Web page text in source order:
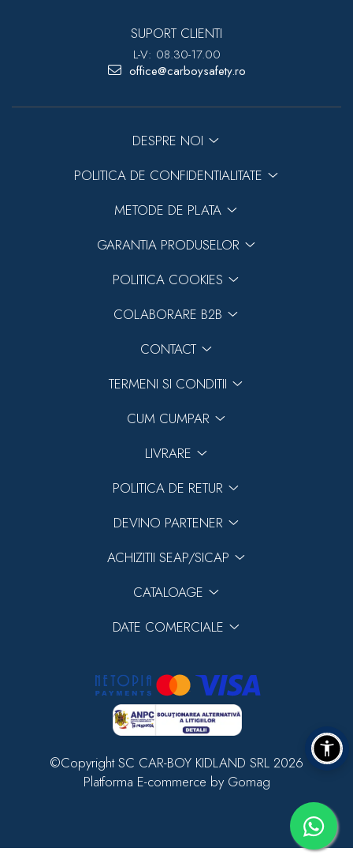
SUPORT CLIENTI
L-V: 08.30-17.00
office@carboysafety.ro
DESPRE NOI
POLITICA DE CONFIDENTIALITATE
METODE DE PLATA
GARANTIA PRODUSELOR
POLITICA COOKIES
COLABORARE B2B
CONTACT
TERMENI SI CONDITII
CUM CUMPAR
LIVRARE
POLITICA DE RETUR
DEVINO PARTENER
ACHIZITII SEAP/SICAP
CATALOAGE
DATE COMERCIALE
©Copyright SC CAR-BOY KIDLAND SRL 2026
Platforma E-commerce by Gomag